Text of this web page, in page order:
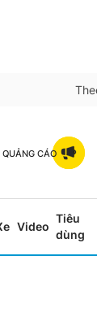
QUẢNG CÁO
Video
Tiêu
dùng